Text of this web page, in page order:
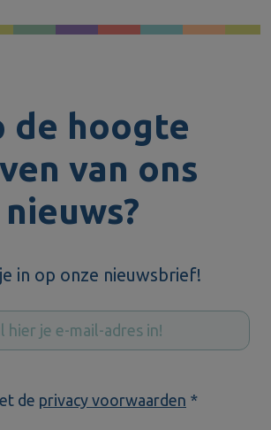
de hoogte
van ons
nieuws?
in op onze nieuwsbrief!
de privacy voorwaarden *